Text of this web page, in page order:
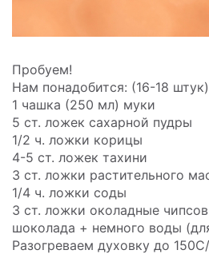
Пробуем!
Нам понадобится: (16-18 штук)
1 чашка (250 мл) муки
5 ст. ложек сахарной пудры
1/2 ч. ложки корицы
4-5 ст. ложек тахини
3 ст. ложки растительного
1/4 ч. ложки соды
3 ст. ложки околадные
шоколада + немного воды
Разогреваем духовку до